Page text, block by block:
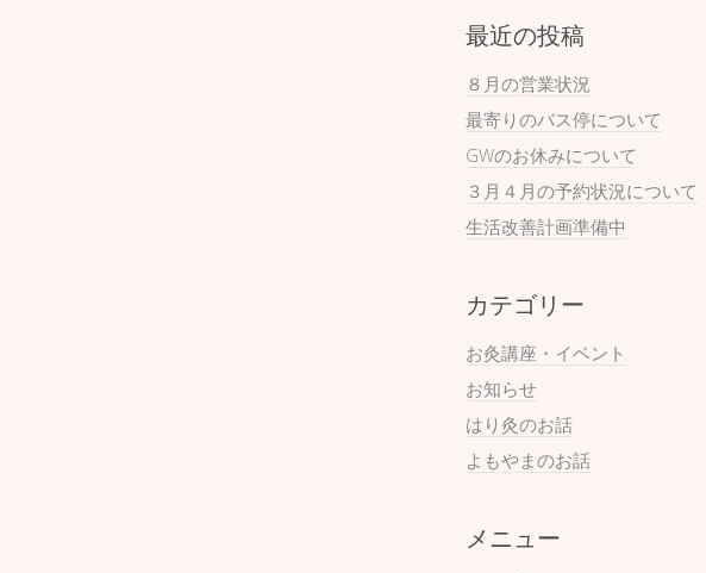
最近の投稿
８月の営業状況
最寄りのバス停について
GWのお休みについて
３月４月の予約状況について
生活改善計画準備中
カテゴリー
お灸講座・イベント
お知らせ
はり灸のお話
よもやまのお話
メニュー